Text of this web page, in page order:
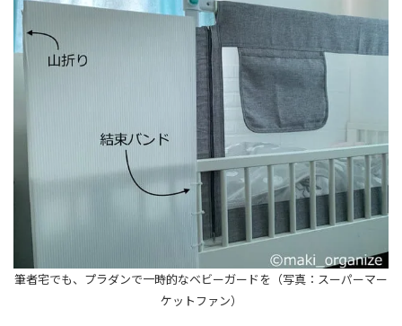
筆者宅でも、プラダンで一時的なベビーガードを（写真：スーパーマー
ケットファン）